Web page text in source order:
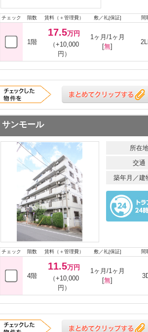
チェック 階数 賃料（＋管理費） 敷／礼[保証] 間
1階
17.5万円
（+10,000
円）
1ヶ月/1ヶ月
[無]
サンモール
所在
交通
築年月／建
チェック 階数 賃料（＋管理費） 敷／礼[保証] 間
4階
11.5万円
（+10,000
円）
1ヶ月/1ヶ月
[無]